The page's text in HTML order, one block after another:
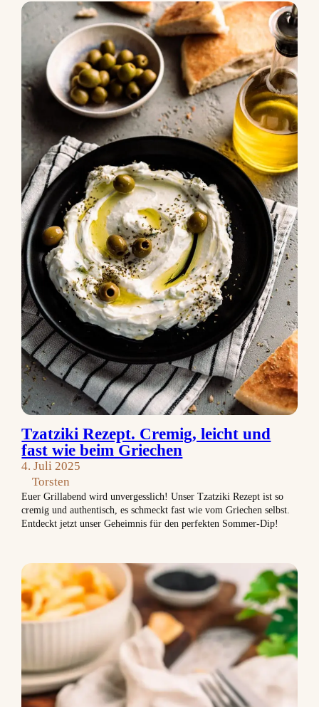
Tzatziki Rezept. Cremig, leicht und
fast wie beim Griechen
4. Juli 2025
Torsten
Euer Grillabend wird unvergesslich! Unser Tzatziki Rezept ist so
cremig und authentisch, es schmeckt fast wie vom Griechen selbst.
Entdeckt jetzt unser Geheimnis für den perfekten Sommer-Dip!